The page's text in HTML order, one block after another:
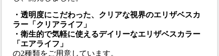
・透明度にこだわった、クリアな視界のエリザベスカ
ラー「クリアライフ」
・衛生的で気軽に使えるデイリーなエリザベスカラー
「エアライフ」
の2種類をご用意しています。